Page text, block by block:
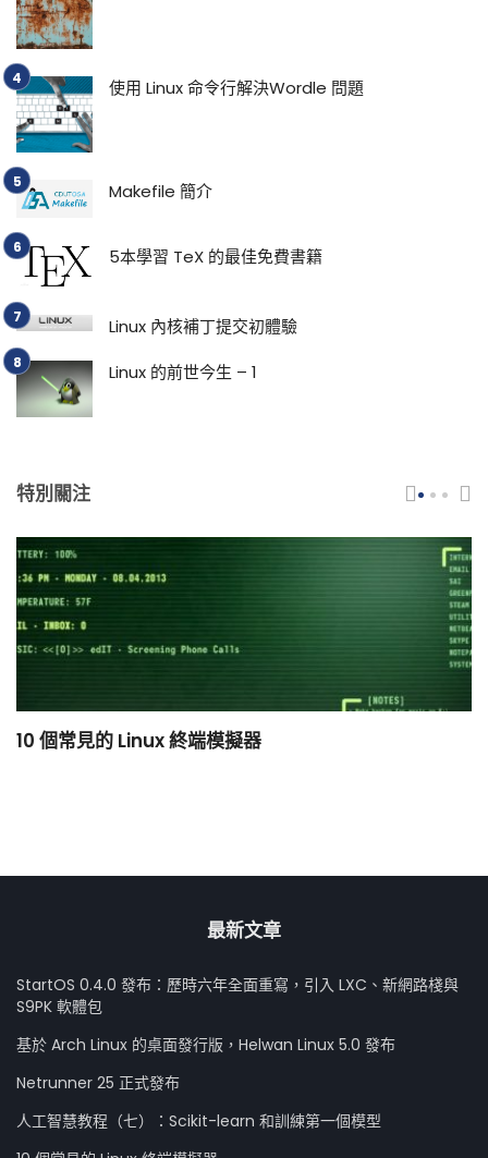
使用 Linux 命令行解決Wordle 問題
Makefile 簡介
5本學習 TeX 的最佳免費書籍
Linux 內核補丁提交初體驗
Linux 的前世今生 – 1
特別關注
10 個常見的 Linux 終端模擬器
最新文章
StartOS 0.4.0 發布：歷時六年全面重寫，引入 LXC、新網路棧與
S9PK 軟體包
基於 Arch Linux 的桌面發行版，Helwan Linux 5.0 發布
Netrunner 25 正式發布
人工智慧教程（七）：Scikit-learn 和訓練第一個模型